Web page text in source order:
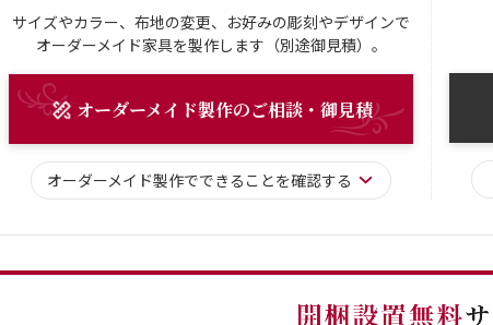
サイズやカラー、布地の変更、お好みの彫刻やデザインで
オーダーメイド家具を製作します（別途御見積）。
オーダーメイド製作のご相談・御見積
オーダーメイド製作でできることを確認する